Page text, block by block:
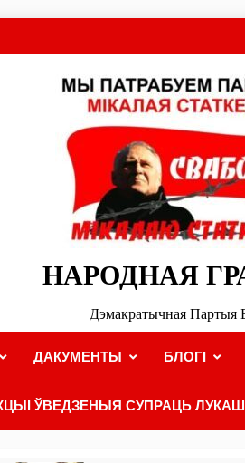
НАРОДНАЯ
Дэмакратычная Партыя
ДАКУМЕНТЫ БЛОГІ
ЎВЕДЗЕНЫЯ СУПРАЦЬ